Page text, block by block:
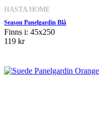
HASTA HOME
Season Panelgardin Blå
Finns i: 45x250
119 kr